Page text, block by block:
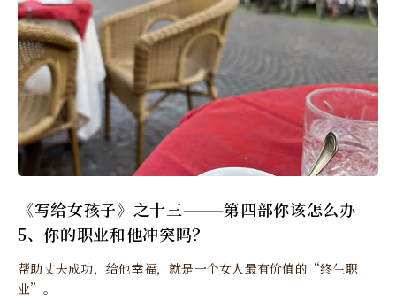
《写给女孩子》之十三———第四部你该怎么办
5、你的职业和他冲突吗？
帮助丈夫成功，给他幸福，就是一个女人最有价值的“终生职
业”。